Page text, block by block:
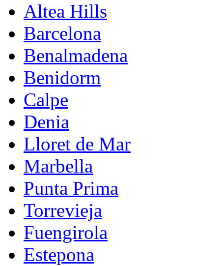
Altea Hills
Barcelona
Benalmadena
Benidorm
Calpe
Denia
Lloret de Mar
Marbella
Punta Prima
Torrevieja
Fuengirola
Estepona